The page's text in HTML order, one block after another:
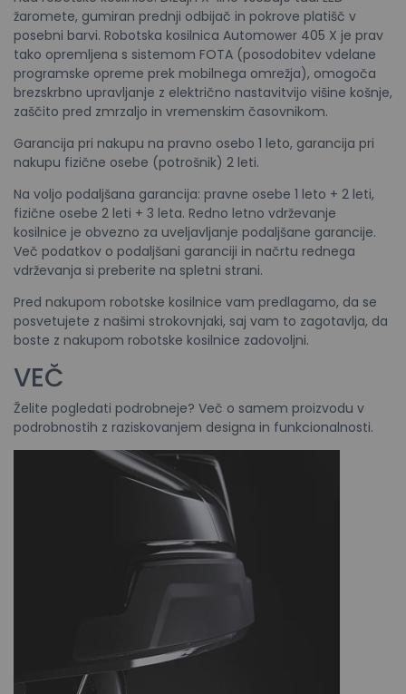
žaromete, gumiran prednji odbijač in pokrove platišč v
posebni barvi. Robotska kosilnica Automower 405 X je prav
tako opremljena s sistemom FOTA (posodobitev vdelane
programske opreme prek mobilnega omrežja), omogoča
brezskrbno upravljanje z električno nastavitvijo višine košnje,
zaščito pred zmrzaljo in vremenskim časovnikom.
Garancija pri nakupu na pravno osebo 1 leto, garancija pri
nakupu fizične osebe (potrošnik) 2 leti.
Na voljo podaljšana garancija: pravne osebe 1 leto + 2 leti,
fizične osebe 2 leti + 3 leta. Redno letno vdrževanje
kosilnice je obvezno za uveljavljanje podaljšane garancije.
Več podatkov o podaljšani garanciji in načrtu rednega
vdrževanja si preberite na spletni strani.
Pred nakupom robotske kosilnice vam predlagamo, da se
posvetujete z našimi strokovnjaki, saj vam to zagotavlja, da
boste z nakupom robotske kosilnice zadovoljni.
VEČ
Želite pogledati podrobneje? Več o samem proizvodu v
podrobnostih z raziskovanjem designa in funkcionalnosti.